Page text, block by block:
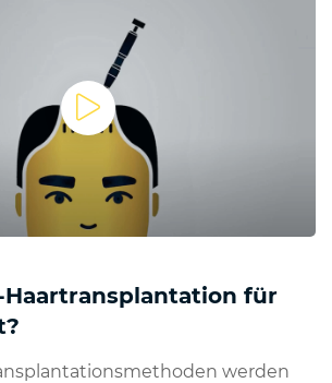
Haartransplantation für
werden